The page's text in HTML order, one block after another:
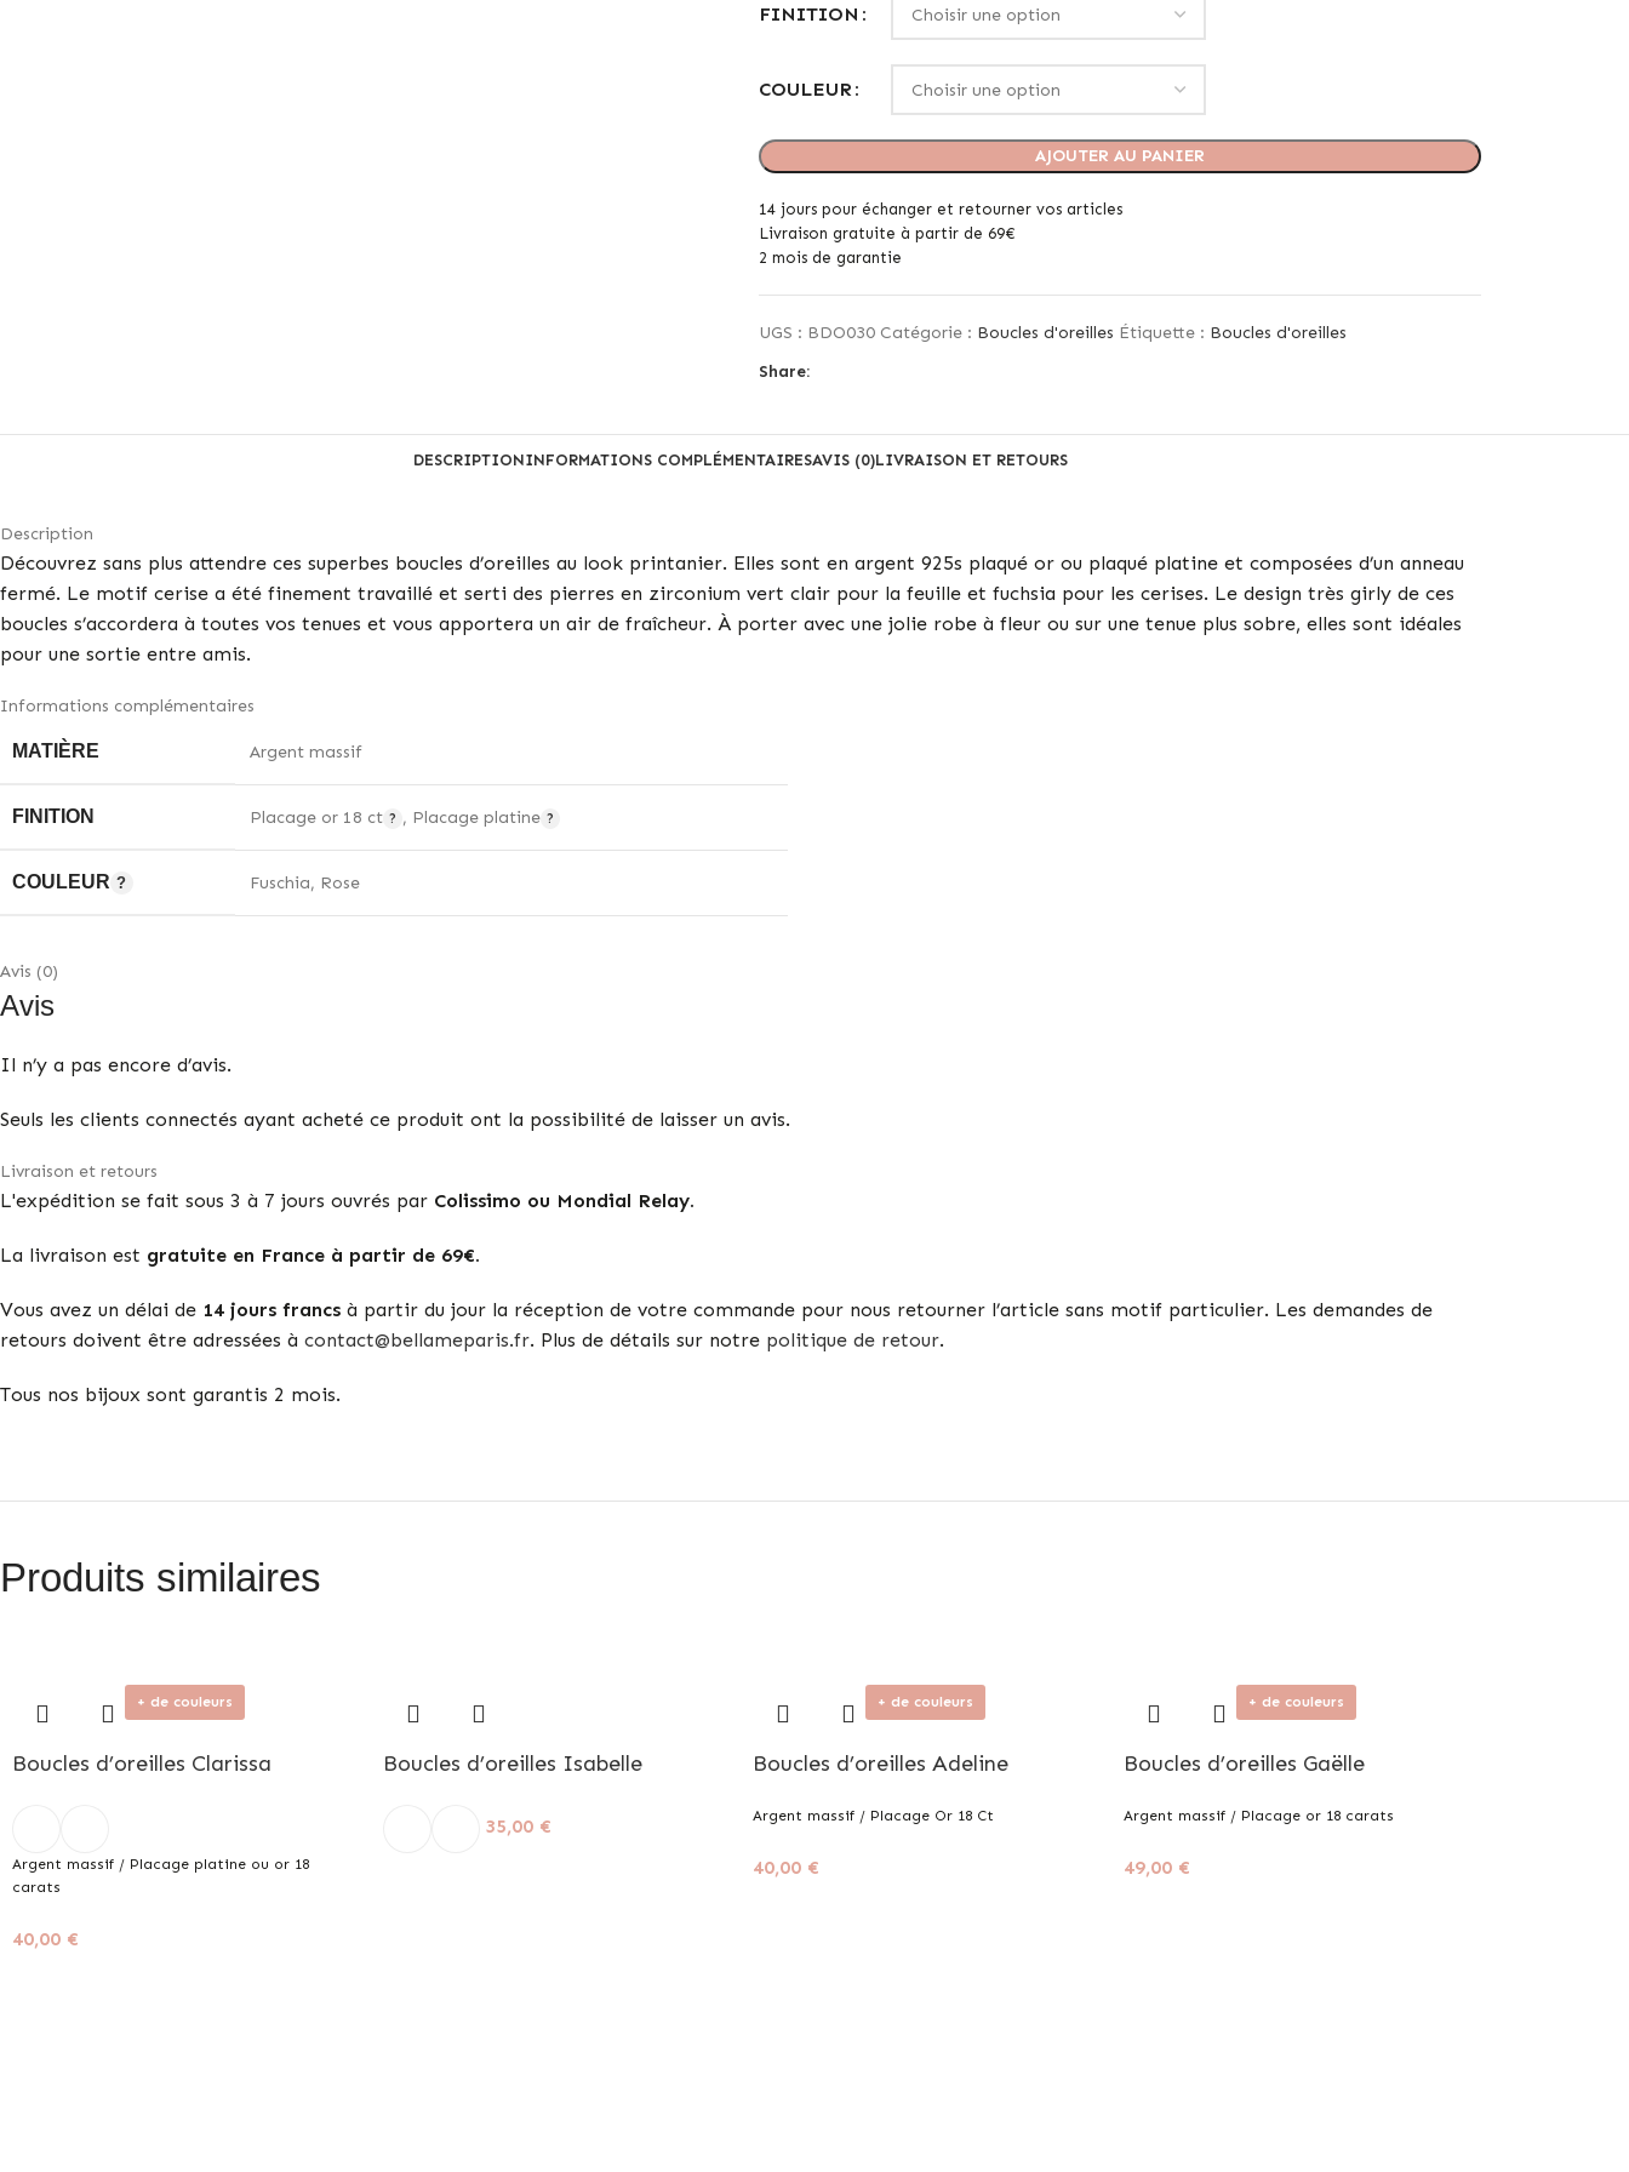
FINITION
COULEUR
AJOUTER AU PANIER
14 jours pour échanger et retourner vos articles
Livraison gratuite à partir de 69€
2 mois de garantie
UGS : BDO030 Catégorie : Boucles d'oreilles Étiquette : Boucles d'oreilles
Share:
DESCRIPTIONINFORMATIONS COMPLÉMENTAIRESAVIS (0)LIVRAISON ET RETOURS
Description
Découvrez sans plus attendre ces superbes boucles d’oreilles au look printanier. Elles sont en argent 925s plaqué or ou plaqué platine et composées d’un anneau
fermé. Le motif cerise a été finement travaillé et serti des pierres en zirconium vert clair pour la feuille et fuchsia pour les cerises. Le design très girly de ces
boucles s’accordera à toutes vos tenues et vous apportera un air de fraîcheur. À porter avec une jolie robe à fleur ou sur une tenue plus sobre, elles sont idéales
pour une sortie entre amis.
Informations complémentaires
MATIÈRE Argent massif
FINITION Placage or 18 ct , Placage platine
COULEUR Fuschia, Rose
Avis (0)
Avis
Il n’y a pas encore d’avis.
Seuls les clients connectés ayant acheté ce produit ont la possibilité de laisser un avis.
Livraison et retours
L'expédition se fait sous 3 à 7 jours ouvrés par Colissimo ou Mondial Relay.
La livraison est gratuite en France à partir de 69€.
Vous avez un délai de 14 jours francs à partir du jour la réception de votre commande pour nous retourner l’article sans motif particulier. Les demandes de
retours doivent être adressées à contact@bellameparis.fr. Plus de détails sur notre politique de retour.
Tous nos bijoux sont garantis 2 mois.
Produits similaires
+ de couleurs
Boucles d’oreilles Clarissa
Argent massif / Placage platine ou or 18
carats
40,00 €
Boucles d’oreilles Isabelle
35,00 €
+ de couleurs
Boucles d’oreilles Adeline
Argent massif / Placage Or 18 Ct
40,00 €
+ de couleurs
Boucles d’oreilles Gaëlle
Argent massif / Placage or 18 carats
49,00 €